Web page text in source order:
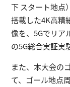
下 スタート地点
搭載した4K高精
像を、5Gでリア
の5G総合実証実
また、本大会の
て、ゴール地点